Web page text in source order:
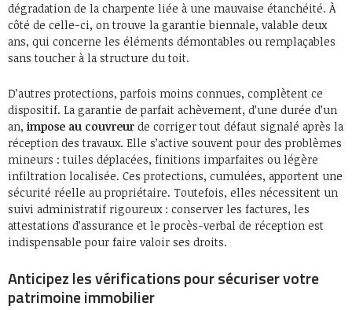
dégradation de la charpente liée à une mauvaise étanchéité. À
côté de celle-ci, on trouve la garantie biennale, valable deux
ans, qui concerne les éléments démontables ou remplaçables
sans toucher à la structure du toit.
D’autres protections, parfois moins connues, complètent ce
dispositif. La garantie de parfait achèvement, d’une durée d’un
an, impose au couvreur de corriger tout défaut signalé après la
réception des travaux. Elle s’active souvent pour des problèmes
mineurs : tuiles déplacées, finitions imparfaites ou légère
infiltration localisée. Ces protections, cumulées, apportent une
sécurité réelle au propriétaire. Toutefois, elles nécessitent un
suivi administratif rigoureux : conserver les factures, les
attestations d’assurance et le procès-verbal de réception est
indispensable pour faire valoir ses droits.
Anticipez les vérifications pour sécuriser votre
patrimoine immobilier